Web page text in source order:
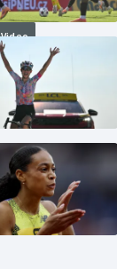
Video